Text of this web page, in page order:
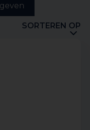
SORTEREN OP